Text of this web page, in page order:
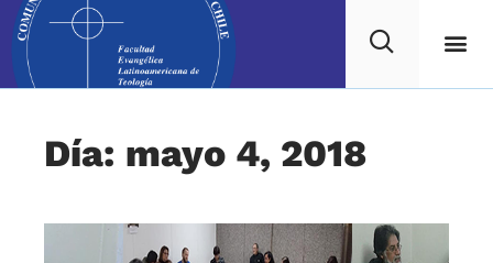
Día: mayo 4, 2018